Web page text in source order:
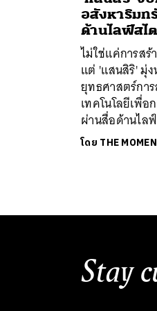
อสังหาริมท
ด้านไลฟ์สไ
ไม่ใช่แค่การส
แต่ 'แสนสิริ' มุ่
ยุทธศาสตร์กา
เทคโนโลยีเพื่
ผ่านสื่อด้านไล
โดย THE
Stay